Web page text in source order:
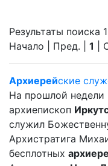
Результаты поиска
Начало | Пред. | 1 |
Архиерейские
На прошлой недели
архиепископ
служил
Архистратига
бесплотных